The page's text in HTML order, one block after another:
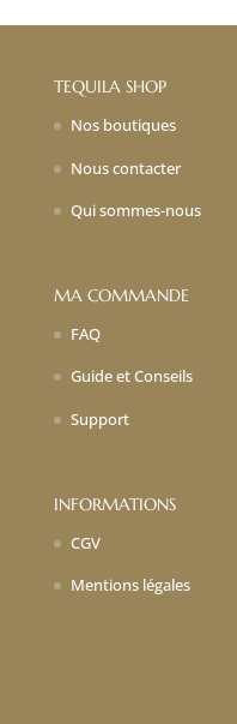
TEQUILA SHOP
Nos boutiques
Nous contacter
Qui sommes-nous
MA COMMANDE
FAQ
Guide et Conseils
Support
INFORMATIONS
CGV
Mentions légales